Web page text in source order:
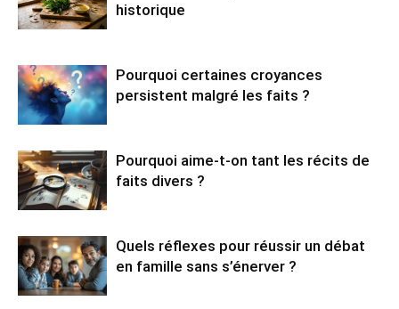
historique
Pourquoi certaines croyances
persistent malgré les faits ?
Pourquoi aime-t-on tant les récits de
faits divers ?
Quels réflexes pour réussir un débat
en famille sans s’énerver ?